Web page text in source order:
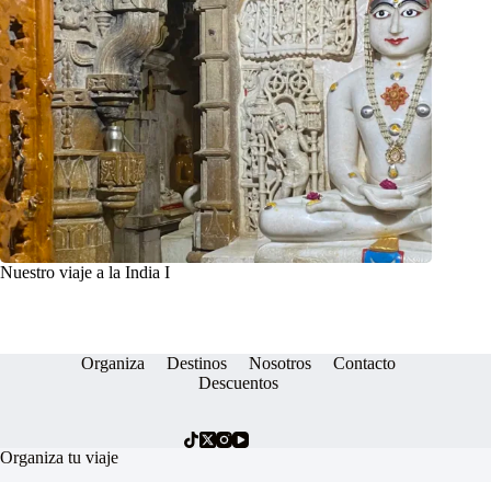
Nuestro viaje a la India I
Organiza Destinos Nosotros
Contacto
Descuentos
Organiza tu viaje